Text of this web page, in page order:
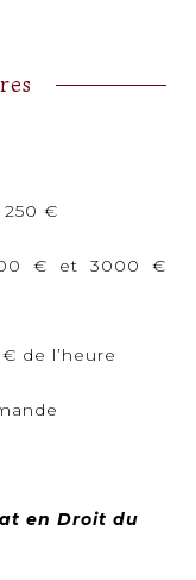
250 €
€ et 3000 €
de l’heure
en Droit du